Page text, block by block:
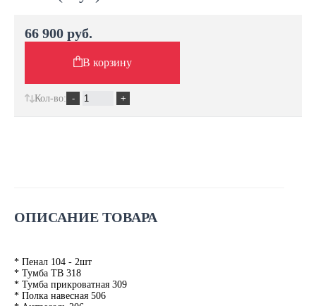
ОПИСАНИЕ ТОВАРА
* Пенал 104 - 2шт
* Тумба ТВ 318
* Тумба прикроватная 309
* Полка навесная 506
66 900 руб.
В корзину
Кол-во: